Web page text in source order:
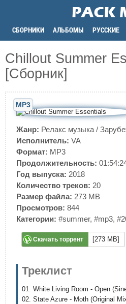
СБОРНИКИ АЛЬБОМЫ РУССКИЕ
Chillout Summer
[Сборник]
MP3
Жанр: Релакс музыка /
Исполнитель: VA
Формат: MP3
Продолжительность:
Год выпуска: 2018
Количество треков: 20
Размер файла: 273 MB
Просмотров: 844
Категории: #summer, #mp3,
Скачать торрент [273 MB]
Треклист
01. White Living Room - Open
02. State Azure - Moth (Original